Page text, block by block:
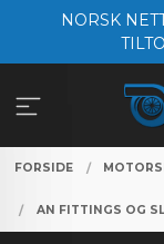
NORSK
FORSIDE
AN FITTINGS OG